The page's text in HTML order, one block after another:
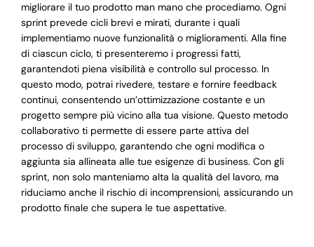
migliorare il tuo prodotto man mano che procediamo. Ogni
sprint prevede cicli brevi e mirati, durante i quali
implementiamo nuove funzionalità o miglioramenti. Alla fine
di ciascun ciclo, ti presenteremo i progressi fatti,
garantendoti piena visibilità e controllo sul processo. In
questo modo, potrai rivedere, testare e fornire feedback
continui, consentendo un’ottimizzazione costante e un
progetto sempre più vicino alla tua visione. Questo metodo
collaborativo ti permette di essere parte attiva del
processo di sviluppo, garantendo che ogni modifica o
aggiunta sia allineata alle tue esigenze di business. Con gli
sprint, non solo manteniamo alta la qualità del lavoro, ma
riduciamo anche il rischio di incomprensioni, assicurando un
prodotto finale che supera le tue aspettative.